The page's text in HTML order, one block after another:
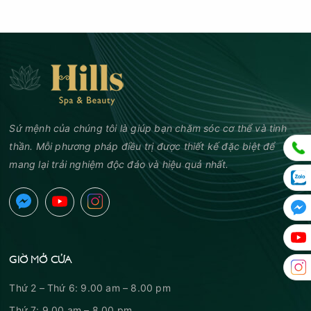
Sứ mệnh của chúng tôi là giúp bạn chăm sóc cơ thể và tinh
thần. Mỗi phương pháp điều trị được thiết kế đặc biệt để
mang lại trải nghiệm độc đáo và hiệu quả nhất.
GIỜ MỞ CỬA
Thứ 2 – Thứ 6: 9.00 am – 8.00 pm